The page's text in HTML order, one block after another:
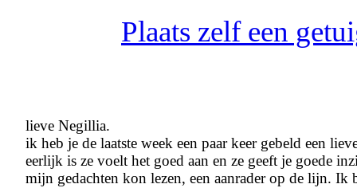
Plaats zelf een
lieve Negillia.
ik heb je de laatste week een paar keer gebeld een
eerlijk is ze voelt het goed aan en ze geeft je goede
mijn gedachten kon lezen, een aanrader op de lijn.